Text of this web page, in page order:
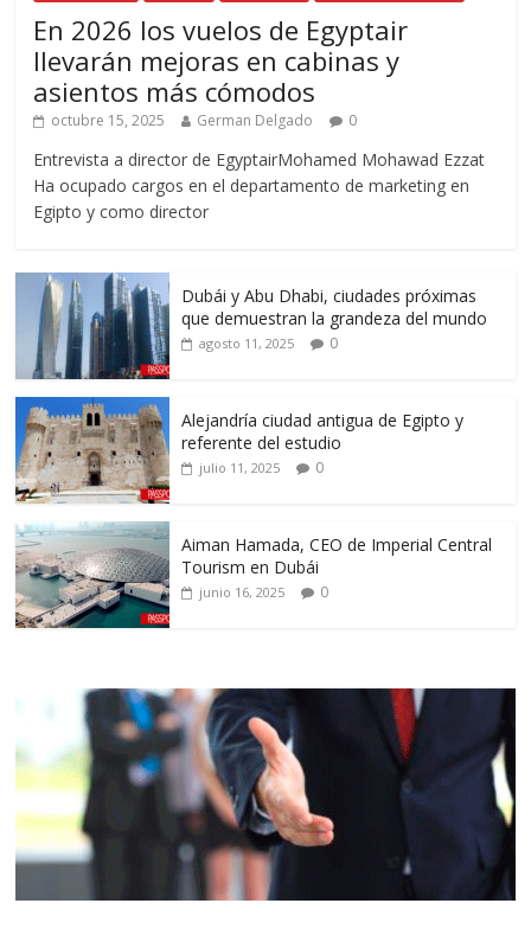
En 2026 los vuelos de Egyptair
llevarán mejoras en cabinas y
asientos más cómodos
octubre 15, 2025 German Delgado 0
Entrevista a director de EgyptairMohamed Mohawad Ezzat
Ha ocupado cargos en el departamento de marketing en
Egipto y como director
Dubái y Abu Dhabi, ciudades próximas
que demuestran la grandeza del mundo
agosto 11, 2025 0
Alejandría ciudad antigua de Egipto y
referente del estudio
julio 11, 2025 0
Aiman Hamada, CEO de Imperial Central
Tourism en Dubái
junio 16, 2025 0